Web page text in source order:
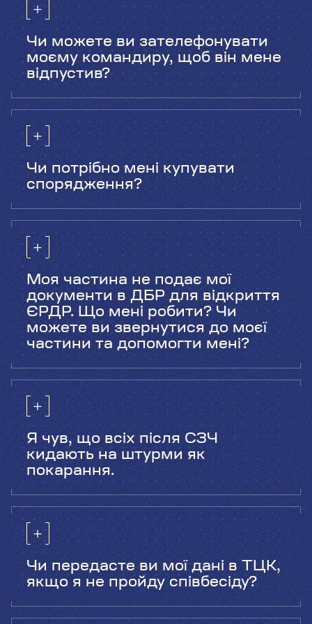
вміння та мотивація до служби.
Чи можете ви зателефонувати
моєму командиру, щоб він мене
відпустив?
Такий спосіб не прописаний в
нормативних документах ЗСУ. Ми діємо
відповідно до діючих правил та норм.
Чи потрібно мені купувати
спорядження?
Відповідно до чинного законодавства,
кожен військовослужбовець
забезпечується всім необхідним для
проходження служби. У нас так і є! Однак
ти можеш підібрати необхідне для твоєї
посади спорядження для підвищення
рівня комфорту та боєздатності.
Моя частина не подає мої
документи в ДБР для відкриття
ЄРДР. Що мені робити? Чи
можете ви звернутися до моєї
частини та допомогти мені?
Ми не можемо змусити іншу частину
виконувати свої обов’язки, навіть якщо
вона порушує законодавство. Тобі варто
скористатися правовою допомогою;
можливо, найняти адвоката.
Я чув, що всіх після СЗЧ
кидають на штурми як
покарання.
Ми бережемо своїх людей та вкладаємося
у їхнє навчання та забезпечення. Ми не
піхотний підрозділ, але всі, хто планує
доєднатися до наших лав, мають бути
готові до виконання бойових завдань.
Чи передасте ви мої дані в ТЦК,
якщо я не пройду співбесіду?
Ні, даємо слово :) Твої персональні дані
надійно охороняються Законом України